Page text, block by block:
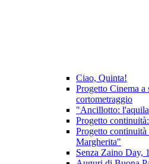
Ciao, Quinta!
Progetto Cinema
cortometraggio
"Ancillotto:
Progetto
Progetto
Margherita"
Senza Zaino Day,